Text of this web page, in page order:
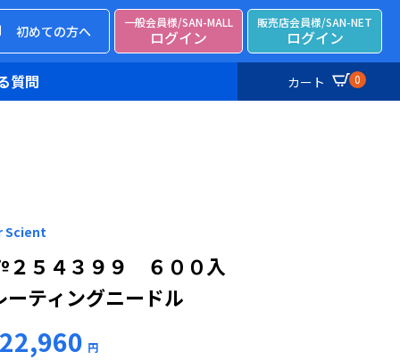
初めての方へ
一般会員様/SAN-MALL
ログイン
販売店会員様/SAN-NET
ログイン
カート 0
質問
Scient
５４３９９ ６００入
ーティングニードル
22,960 円